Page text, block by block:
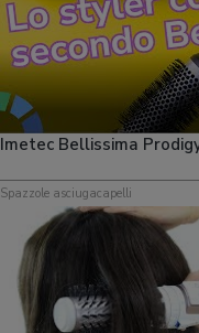
Imetec Bellissima
Spazzole asciugacapelli